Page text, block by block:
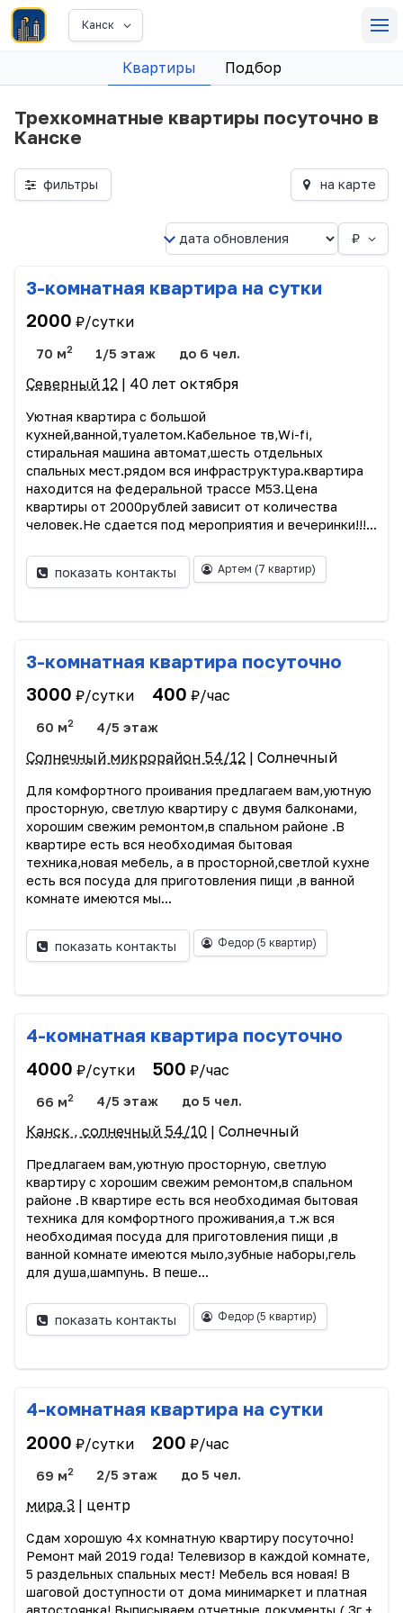
Канск
Квартиры Подбор
Трехкомнатные квартиры посуточно в
Канске
фильтры на карте
₽
3-комнатная квартира на сутки
2000 ₽/сутки
70 м2 1/5 этаж до 6 чел.
Северный 12 | 40 лет октября
Уютная квартира с большой
кухней,ванной,туалетом.Кабельное тв,Wi-fi,
стиральная машина автомат,шесть отдельных
спальных мест.рядом вся инфраструктура.квартира
находится на федеральной трассе М53.Цена
квартиры от 2000рублей зависит от количества
человек.Не сдается под мероприятия и вечеринки!!!...
показать контакты Артем (7 квартир)
3-комнатная квартира посуточно
3000 ₽/сутки 400 ₽/час
60 м2 4/5 этаж
Cолнечный микрорайон 54/12 | Солнечный
Для комфортного проивания предлагаем вам,уютную
просторную, светлую квартиру с двумя балконами,
хорошим свежим ремонтом,в спальном районе .В
квартире есть вся необходимая бытовая
техника,новая мебель, а в просторной,светлой кухне
есть вся посуда для приготовления пищи ,в ванной
комнате имеются мы...
показать контакты Федор (5 квартир)
4-комнатная квартира посуточно
4000 ₽/сутки 500 ₽/час
66 м2 4/5 этаж до 5 чел.
Канск , солнечный 54/10 | Солнечный
Предлагаем вам,уютную просторную, светлую
квартиру с хорошим свежим ремонтом,в спальном
районе .В квартире есть вся необходимая бытовая
техника для комфортного проживания,а т.ж вся
необходимая посуда для приготовления пищи ,в
ванной комнате имеются мыло,зубные наборы,гель
для душа,шампунь. В пеше...
показать контакты Федор (5 квартир)
4-комнатная квартира на сутки
2000 ₽/сутки 200 ₽/час
69 м2 2/5 этаж до 5 чел.
мира 3 | центр
Сдам хорошую 4х комнатную квартиру посуточно!
Ремонт май 2019 года! Телевизор в каждой комнате,
5 раздельных спальных мест! Мебель вся новая! В
шаговой доступности от дома минимаркет и платная